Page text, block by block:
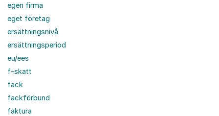
egen firma
eget företag
ersättningsnivå
ersättningsperiod
eu/ees
f-skatt
fack
fackförbund
faktura